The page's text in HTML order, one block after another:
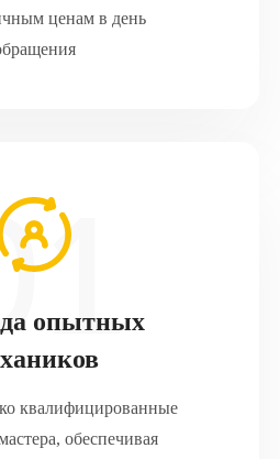
ценам в день
опытных
квалифицированные
обеспечивая